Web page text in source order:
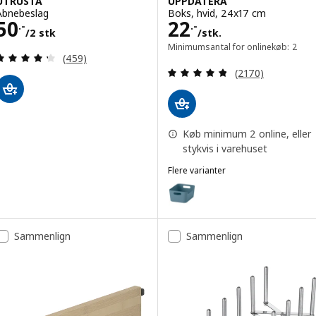
.-
/2 stk
50.-/2 stk
Anmeld: 4.3 ud af 5 Stjerner. Anmeldelser i alt:
(459)
Boks, hvid, 24x17 cm
22.-
/stk.
Pris 22.-/stk.
Minimumsantal for onlinekøb: 2
Anmeld: 4.8 ud
(2170)
Køb minimum 2 online, eller
stykvis i varehuset
Flere varianter
UPPDATERA
Mulighed: UPPDATERA, Boks,
Mulighed: UPPDATERA, Boks,
Mulighed: UPPDATERA, Boks,
Sammenlign Sammenlign